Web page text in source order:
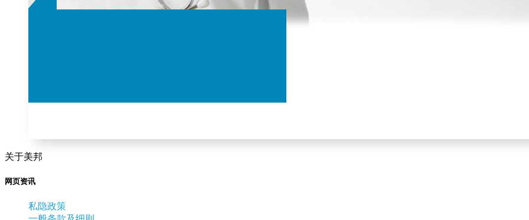
关于美邦
网页资讯
私隐政策